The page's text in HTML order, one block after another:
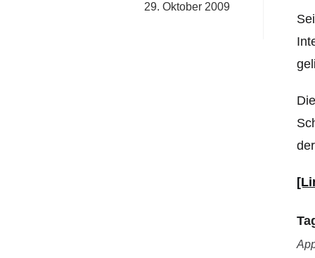
29. Oktober 2009